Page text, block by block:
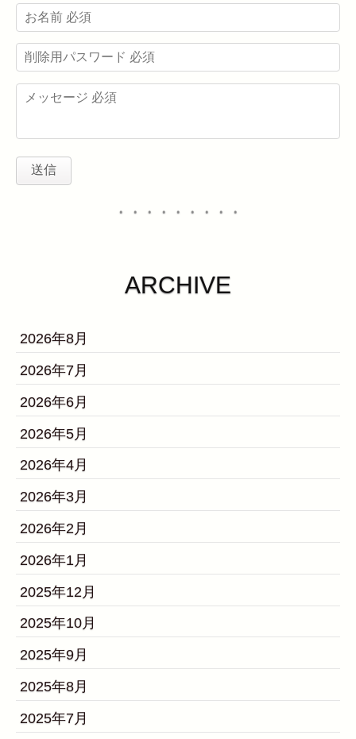
・・・・・・・・・
ARCHIVE
2026年8月
2026年7月
2026年6月
2026年5月
2026年4月
2026年3月
2026年2月
2026年1月
2025年12月
2025年10月
2025年9月
2025年8月
2025年7月